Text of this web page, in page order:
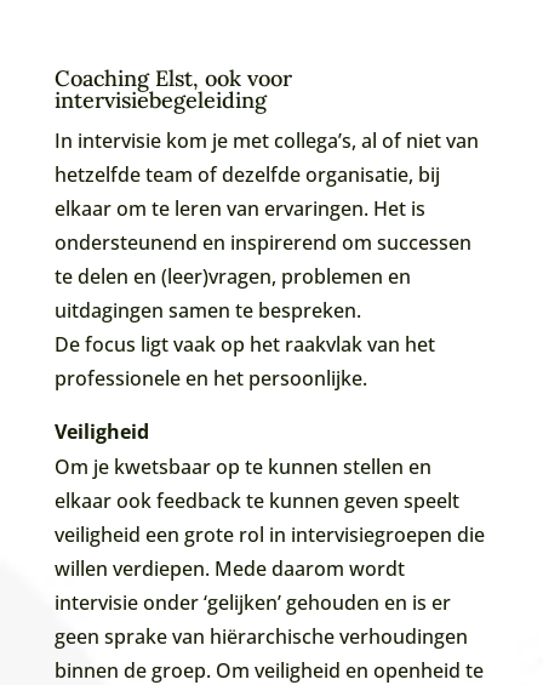
Coaching Elst, ook voor
intervisiebegeleiding
In intervisie kom je met collega’s, al of niet van
hetzelfde team of dezelfde organisatie, bij
elkaar om te leren van ervaringen. Het is
ondersteunend en inspirerend om successen
te delen en (leer)vragen, problemen en
uitdagingen samen te bespreken.
De focus ligt vaak op het raakvlak van het
professionele en het persoonlijke.
Veiligheid
Om je kwetsbaar op te kunnen stellen en
elkaar ook feedback te kunnen geven speelt
veiligheid een grote rol in intervisiegroepen die
willen verdiepen. Mede daarom wordt
intervisie onder ‘gelijken’ gehouden en is er
geen sprake van hiërarchische verhoudingen
binnen de groep. Om veiligheid en openheid te